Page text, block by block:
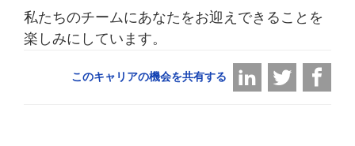
私たちのチームにあなたをお迎えできることを
楽しみにしています。
このキャリアの機会を共有する